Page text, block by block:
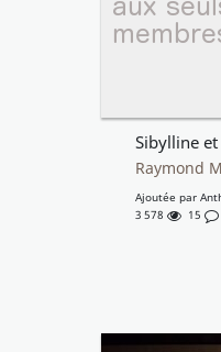
Sibylline
Raymond
Ajoutée par
3 578
15